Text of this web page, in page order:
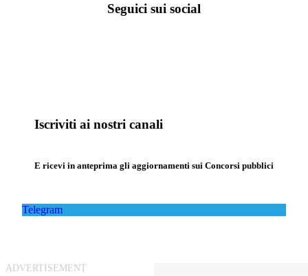
Seguici sui social
Iscriviti ai nostri canali
E ricevi in anteprima gli aggiornamenti sui Concorsi pubblici
Telegram